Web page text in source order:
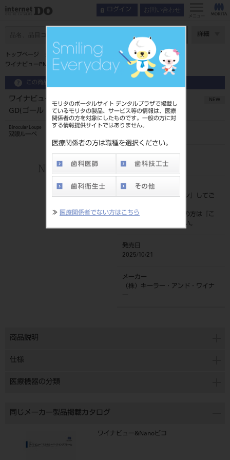
モリタのポータルサイト デンタルプラザで掲載し
ているモリタの製品、サービス等の情報は、医療
関係者の方を対象にしたものです。一般の方に対
する情報提供サイトではありません。
医療関係者の方は職種を選択ください。
≫ 医療関係者でない方はこちら
ログイン お問い合わせ
メニュー
詳細
トップページ
ワイナビューPMフレームTTL･PMルーペセット3.0倍GD(ゴールド)
この商品に関するお問い合わせ
ワイナビューPMフレームTTL･PMルーペセット3.0倍
GD(ゴールド)
NEW
Binocular Loupe
双眼ルーペ
品目コード
206720675GD
標準価格
価格の確認は『ログイン
』してご
ネット会員登録がまだの方は『
こ
』より登録ください。
発売日
2025/10/21
メーカー
（株）キーラー・アンド・ワイナ
ー
商品説明
仕様
医療機器の分類
同じメーカー製品掲載カタログ
ワイナビュー&Nanoピコ